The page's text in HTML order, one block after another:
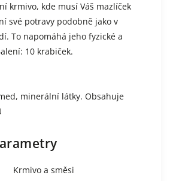
krmivo, kde musí Váš mazlíček
své potravy podobně jako v
To napomáhá jeho fyzické a
10 krabiček.
minerální látky. Obsahuje
Krmivo a směsi